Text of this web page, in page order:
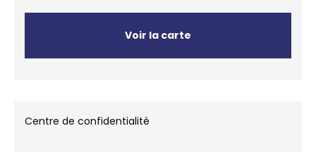
Voir la carte
Centre de confidentialité